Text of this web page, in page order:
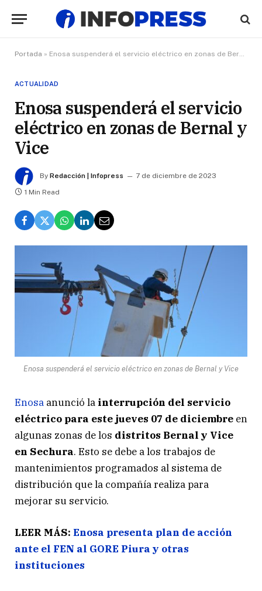
Portada » Enosa suspenderá el servicio eléctrico en zonas de Bernal y Vice
ACTUALIDAD
Enosa suspenderá el servicio
eléctrico en zonas de Bernal y
Vice
By Redacción | Infopress
7 de diciembre de 2023
1 Min Read
Enosa suspenderá el servicio eléctrico en zonas de Bernal y Vice
Enosa anunció la interrupción del servicio
eléctrico para este jueves 07 de diciembre en
algunas zonas de los distritos Bernal y Vice
en Sechura. Esto se debe a los trabajos de
mantenimientos programados al sistema de
distribución que la compañía realiza para
mejorar su servicio.
LEER MÁS: Enosa presenta plan de acción
ante el FEN al GORE Piura y otras
instituciones